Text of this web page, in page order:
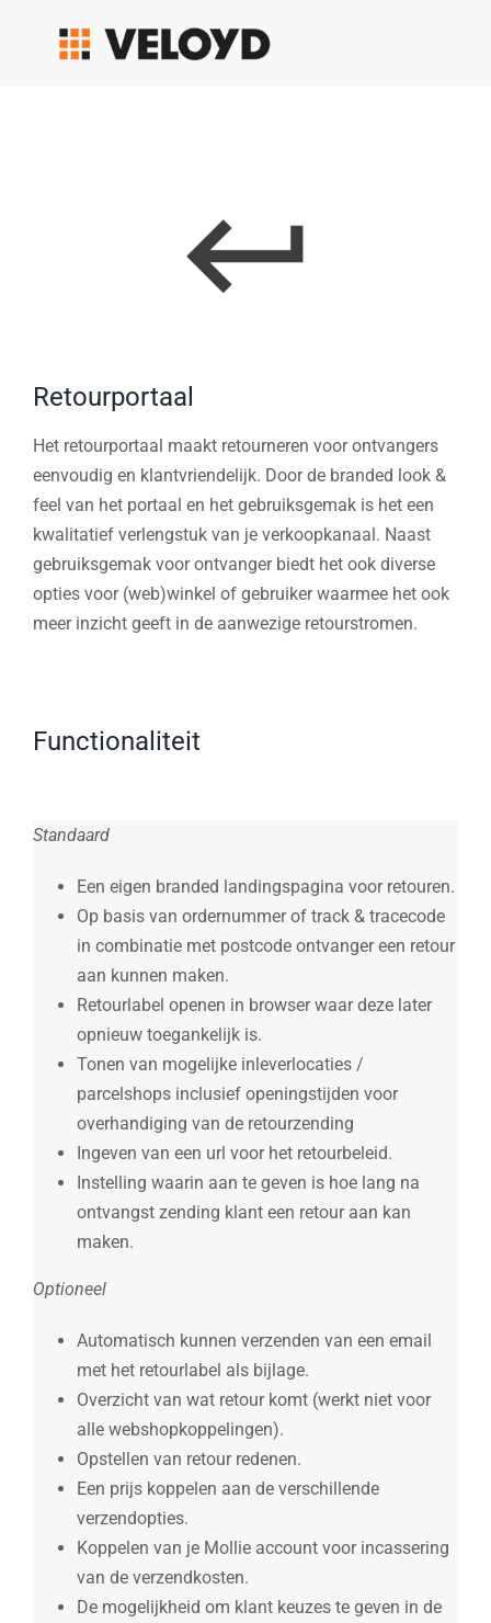
Retourportaal
Het retourportaal maakt retourneren voor ontvangers
eenvoudig en klantvriendelijk. Door de branded look &
feel van het portaal en het gebruiksgemak is het een
kwalitatief verlengstuk van je verkoopkanaal. Naast
gebruiksgemak voor ontvanger biedt het ook diverse
opties voor (web)winkel of gebruiker waarmee het ook
meer inzicht geeft in de aanwezige retourstromen.
Functionaliteit
Standaard
Een eigen branded landingspagina voor retouren.
Op basis van ordernummer of track & tracecode
in combinatie met postcode ontvanger een retour
aan kunnen maken.
Retourlabel openen in browser waar deze later
opnieuw toegankelijk is.
Tonen van mogelijke inleverlocaties /
parcelshops inclusief openingstijden voor
overhandiging van de retourzending
Ingeven van een url voor het retourbeleid.
Instelling waarin aan te geven is hoe lang na
ontvangst zending klant een retour aan kan
maken.
Optioneel
Automatisch kunnen verzenden van een email
met het retourlabel als bijlage.
Overzicht van wat retour komt (werkt niet voor
alle webshopkoppelingen).
Opstellen van retour redenen.
Een prijs koppelen aan de verschillende
verzendopties.
Koppelen van je Mollie account voor incassering
van de verzendkosten.
De mogelijkheid om klant keuzes te geven in de